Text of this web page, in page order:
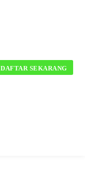
DAFTAR SEKARANG